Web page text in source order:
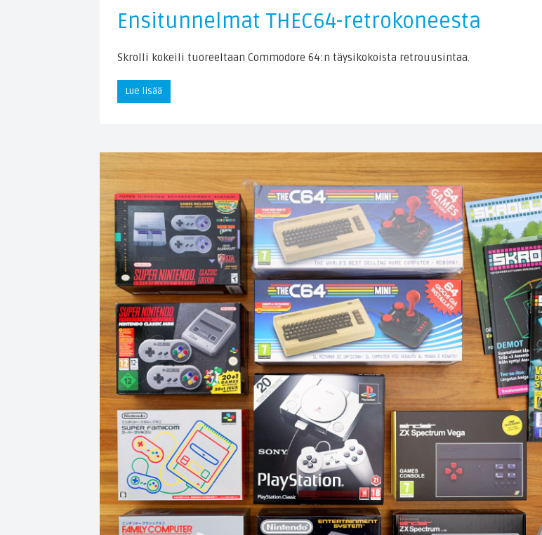
Ensitunnelmat THEC64-retrokoneesta
Skrolli kokeili tuoreeltaan Commodore 64:n täysikokoista retrouusintaa.
Lue lisää